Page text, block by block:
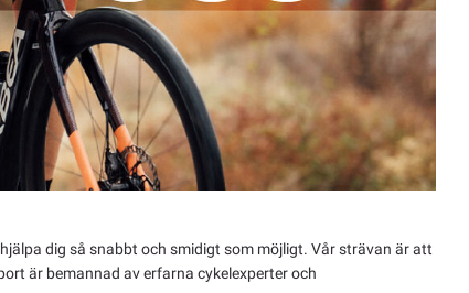
dig så snabbt och smidigt som möjligt. Vår strävan är att
är bemannad av erfarna cykelexperter och